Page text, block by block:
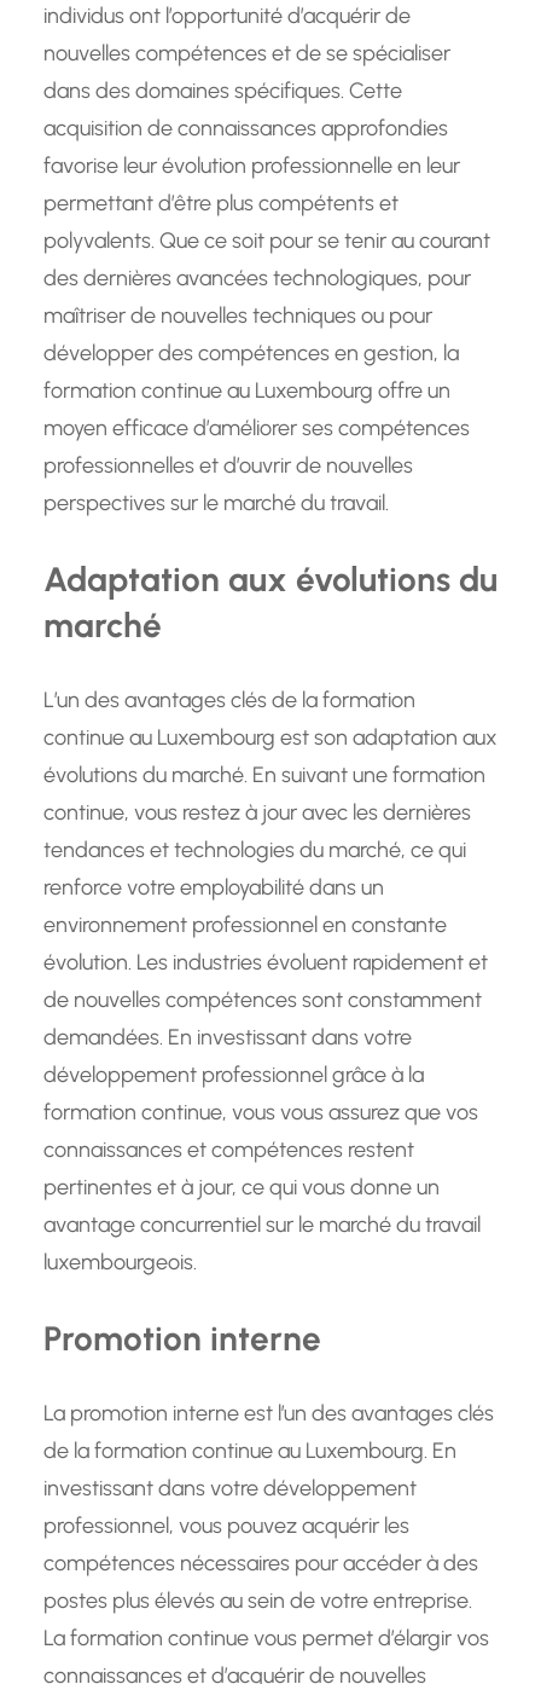
individus ont l’opportunité d’acquérir de
nouvelles compétences et de se spécialiser
dans des domaines spécifiques. Cette
acquisition de connaissances approfondies
favorise leur évolution professionnelle en leur
permettant d’être plus compétents et
polyvalents. Que ce soit pour se tenir au courant
des dernières avancées technologiques, pour
maîtriser de nouvelles techniques ou pour
développer des compétences en gestion, la
formation continue au Luxembourg offre un
moyen efficace d’améliorer ses compétences
professionnelles et d’ouvrir de nouvelles
perspectives sur le marché du travail.
Adaptation aux évolutions du
marché
L’un des avantages clés de la formation
continue au Luxembourg est son adaptation aux
évolutions du marché. En suivant une formation
continue, vous restez à jour avec les dernières
tendances et technologies du marché, ce qui
renforce votre employabilité dans un
environnement professionnel en constante
évolution. Les industries évoluent rapidement et
de nouvelles compétences sont constamment
demandées. En investissant dans votre
développement professionnel grâce à la
formation continue, vous vous assurez que vos
connaissances et compétences restent
pertinentes et à jour, ce qui vous donne un
avantage concurrentiel sur le marché du travail
luxembourgeois.
Promotion interne
La promotion interne est l’un des avantages clés
de la formation continue au Luxembourg. En
investissant dans votre développement
professionnel, vous pouvez acquérir les
compétences nécessaires pour accéder à des
postes plus élevés au sein de votre entreprise.
La formation continue vous permet d’élargir vos
connaissances et d’acquérir de nouvelles